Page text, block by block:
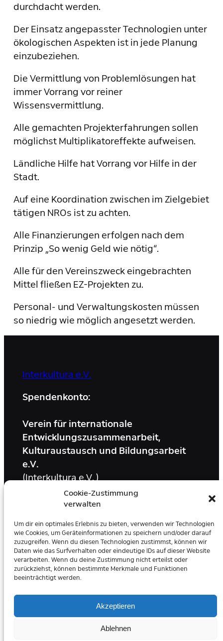
Cookie-Zustimmung
verwalten
Um dir ein optimales Erlebnis zu bieten, verwenden wir Technologien
wie Cookies, um Geräteinformationen zu speichern und/oder darauf
zuzugreifen. Wenn du diesen Technologien zustimmst, können wir
Daten wie das Surfverhalten oder eindeutige IDs auf dieser Website
verarbeiten. Wenn du deine Zustimmung nicht erteilst oder
zurückziehst, können bestimmte Merkmale und Funktionen
beeinträchtigt werden.
Akzeptieren
Ablehnen
durchdacht werden.
Der Einsatz angepasster Technologien unter
ökologischen Aspekten ist in jede Planung
einzubeziehen.
Die Vermittlung von Problemlösungen hat
immer Vorrang vor reiner
Wissensvermittlung.
Alle gemachten Projekterfahrungen sollen
möglichst Multiplikatoreffekte aufweisen.
Ländliche Hilfe hat Vorrang vor Hilfe in der
Stadt.
Auf eine Koordination zwischen im Zielgebiet
tätigen NROs ist zu achten.
Alle Finanzierungen erfolgen nach dem
Prinzip „So wenig Geld wie nötig“.
Alle für den Vereinszweck eingebrachten
Mittel fließen EZ-Projekten zu.
Personal- und Verwaltungskosten müssen
so niedrig wie möglich angesetzt werden.
Interkultura e.V.
Spendenkonto:
Verein für internationale
Entwicklungszusammenarbeit,
Kulturaustausch und Bildungsarbeit
e.V.
(Interkultura e.V. )
IBAN: DE45 3005 0110 0017 0632 56
Stadtsparkasse Düsseldorf
SWIFT-BIC: DUSSDEDDXXX
facebook